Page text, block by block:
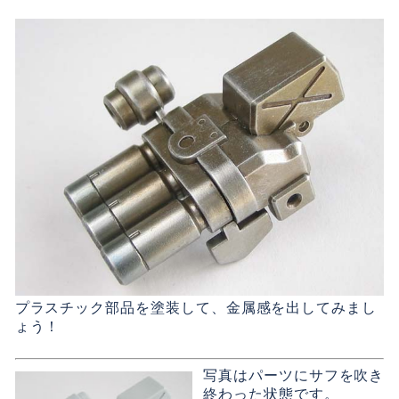
プラスチック部品を塗装して、金属感を出してみまし
ょう！
写真はパーツにサフを吹き
終わった状態です。